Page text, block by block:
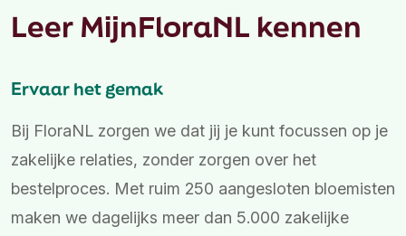
Leer MijnFloraNL kennen
Ervaar het gemak
Bij FloraNL zorgen we dat jij je kunt focussen op je
zakelijke relaties, zonder zorgen over het
bestelproces. Met ruim 250 aangesloten bloemisten
maken we dagelijks meer dan 5.000 zakelijke